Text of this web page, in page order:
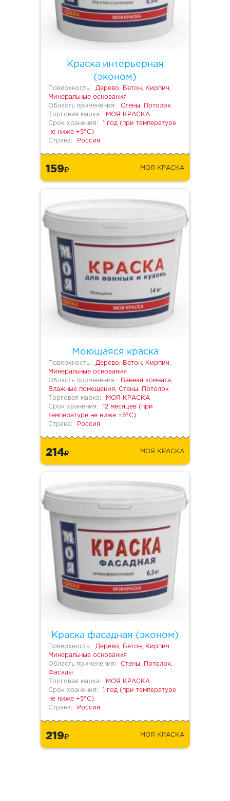
Краска интерьерная
(эконом)
Поверхность:
Дерево, Бетон, Кирпич,
Минеральные основания
Область применения:
Стены, Потолок
Торговая марка:
МОЯ КРАСКА
Срок хранения:
1 год (при температуре
не ниже +5°С)
Страна:
Россия
159 МОЯ КРАСКА
Моющаяся краска
Поверхность:
Дерево, Бетон, Кирпич,
Минеральные основания
Область применения:
Ванная комната,
Влажные помещения, Стены, Потолок
Торговая марка:
МОЯ КРАСКА
Срок хранения:
12 месяцев (при
температуре не ниже +5°С)
Страна:
Россия
214 МОЯ КРАСКА
Краска фасадная (эконом)
Поверхность:
Дерево, Бетон, Кирпич,
Минеральные основания
Область применения:
Стены, Потолок,
Фасады
Торговая марка:
МОЯ КРАСКА
Срок хранения:
1 год (при температуре
не ниже +5°С)
Страна:
Россия
219 МОЯ КРАСКА